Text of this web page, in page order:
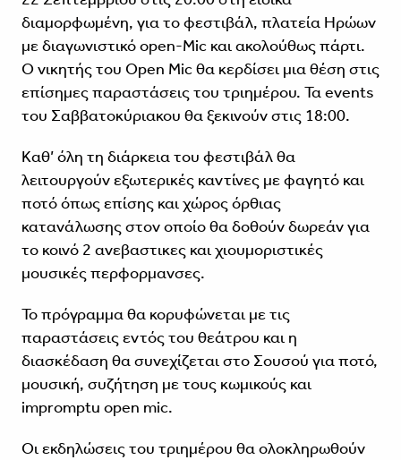
διαμορφωμένη, για το φεστιβάλ, πλατεία Ηρώων
με διαγωνιστικό open-Mic και ακολούθως πάρτι.
Ο νικητής του Open Mic θα κερδίσει μια θέση στις
επίσημες παραστάσεις του τριημέρου. Τα events
του Σαββατοκύριακου θα ξεκινούν στις 18:00.
Καθ’ όλη τη διάρκεια του φεστιβάλ θα
λειτουργούν εξωτερικές καντίνες με φαγητό και
ποτό όπως επίσης και χώρος όρθιας
κατανάλωσης στον οποίο θα δοθούν δωρεάν για
το κοινό 2 ανεβαστικες και χιουμοριστικές
μουσικές περφορμανσες.
Το πρόγραμμα θα κορυφώνεται με τις
παραστάσεις εντός του θεάτρου και η
διασκέδαση θα συνεχίζεται στο Σουσού για ποτό,
μουσική, συζήτηση με τους κωμικούς και
impromptu open mic.
Οι εκδηλώσεις του τριημέρου θα ολοκληρωθούν